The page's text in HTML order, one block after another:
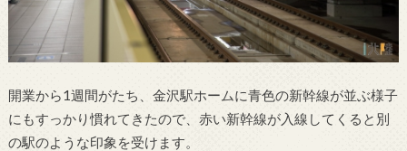
開業から1週間がたち、金沢駅ホームに青色の新幹線が並ぶ様子
にもすっかり慣れてきたので、赤い新幹線が入線してくると別
の駅のような印象を受けます。